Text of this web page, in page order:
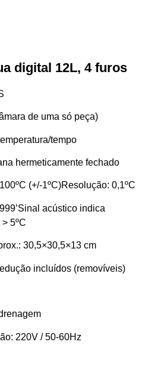
digital 12L, 4 furos
de uma só peça)
tempo
hermeticamente fechado
(+/-1ºC)Resolução: 0,1ºC
acústico indica
5ºC
30,5×30,5×13 cm
incluídos (removíveis)
220V / 50-60Hz